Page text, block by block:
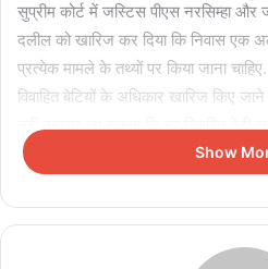
सुप्रीम कोर्ट में जस्टिस पीएस नरसिम्हा
दलील को खारिज कर दिया कि निवास एक
प्रत्येक मामले के तथ्यों पर किया जाना
विवाहित बेटियों के अधिकार खारिज किए
नहीं ठहराया जा सकता कि हर विवाहित
संसद में बड़े फैसलों की
Show